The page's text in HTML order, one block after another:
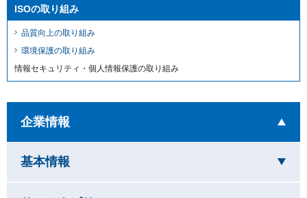
ISOの取り組み
品質向上の取り組み
環境保護の取り組み
情報セキュリティ・個人情報保護の取り組み
企業情報
基本情報